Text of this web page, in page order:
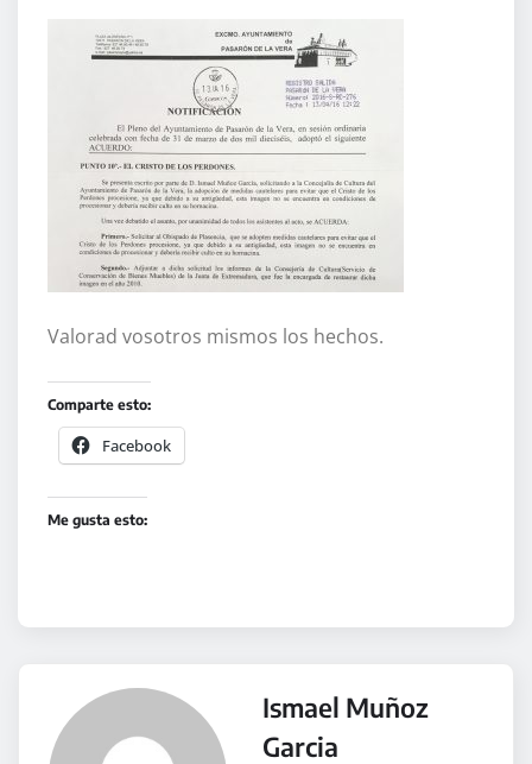
Valorad vosotros mismos los hechos.
Comparte esto:
Facebook
Me gusta esto:
Ismael Muñoz
Garcia